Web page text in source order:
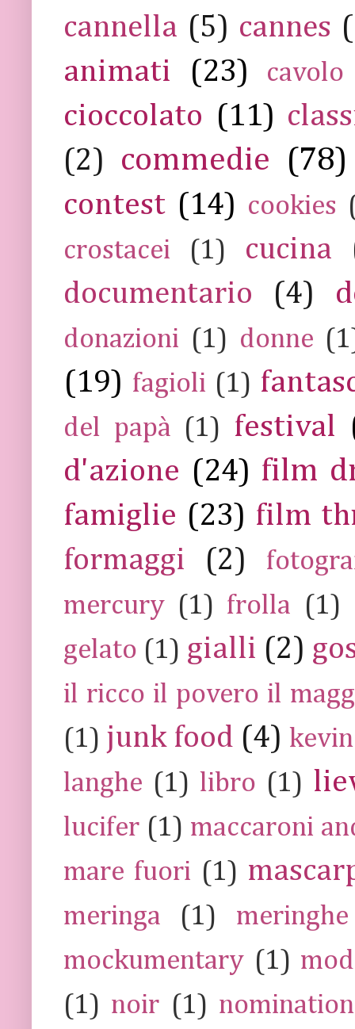
cannella (5) cannes
animati
(23) cavolo
cioccolato (11)
(2)
commedie (78)
contest (14) cookies
crostacei
(1) cucina
documentario
(4)
donazioni (1) donne
(19) fagioli (1)
del papà (1) festival
d'azione (24) film
famiglie (23) film
formaggi
(2)
mercury (1) frolla (1)
gelato (1) gialli (2)
il ricco il povero il
(1) junk food (4)
langhe (1) libro (1)
lucifer (1) maccaroni
mare fuori (1)
meringa (1)
meringhe
mockumentary (1)
(1) noir (1)